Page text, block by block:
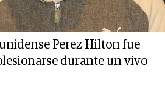
Perez Hilton fue
durante un vivo